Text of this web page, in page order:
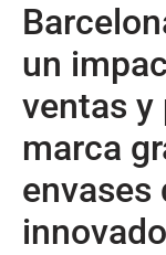
un
ventas y
marca
envases